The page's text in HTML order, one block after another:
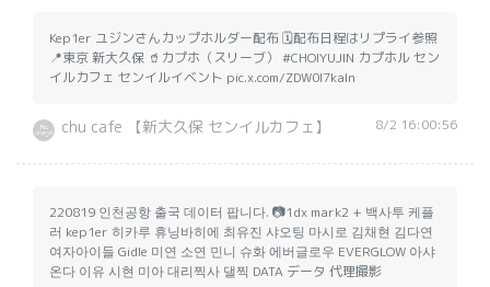
Kep1er ユジンさんカップホルダー配布 🗓配布日程はリプライ参照
📍東京 新大久保 🥤カプホ（スリーブ） #CHOIYUJIN カプホル セン
イルカフェ センイルイベント pic.x.com/ZDW0I7kaln
chu cafe 【新大久保 センイルカフェ】 8/2 16:00:56
220819 인천공항 출국 데이터 팝니다. 📷1dx mark2 + 백사투 케플
러 kep1er 히카루 휴닝바히에 최유진 샤오팅 마시로 김채현 김다연
여자아이들 Gidle 미연 소연 민니 슈화 에버글로우 EVERGLOW 아샤
온다 이유 시현 미아 대리찍사 댈찍 DATA データ 代理撮影